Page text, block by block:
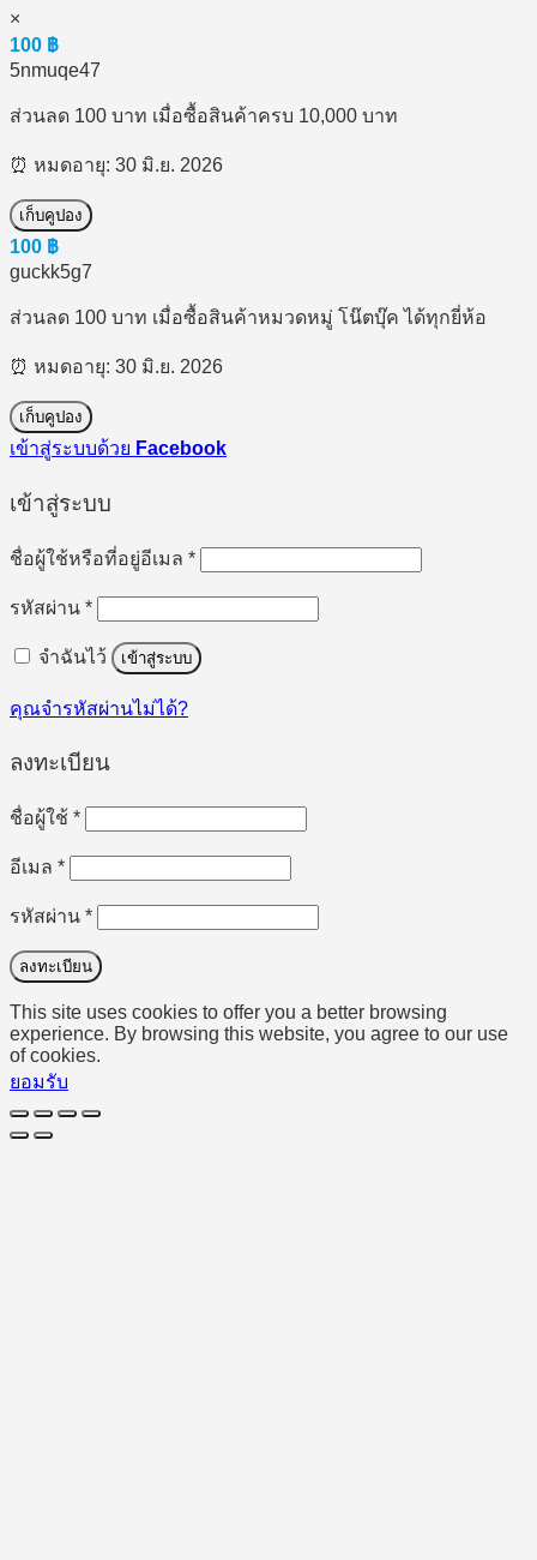
×
100 ฿
5nmuqe47
ส่วนลด 100 บาท เมื่อซื้อสินค้าครบ 10,000 บาท
⏰ หมดอายุ: 30 มิ.ย. 2026
เก็บคูปอง
100 ฿
guckk5g7
ส่วนลด 100 บาท เมื่อซื้อสินค้าหมวดหมู่ โน๊ตบุ๊ค ได้ทุกยี่ห้อ
⏰ หมดอายุ: 30 มิ.ย. 2026
เก็บคูปอง
เข้าสู่ระบบด้วย Facebook
เข้าสู่ระบบ
ชื่อผู้ใช้หรือที่อยู่อีเมล *ต้องการ
รหัสผ่าน *ต้องการ
จำฉันไว้ เข้าสู่ระบบ
คุณจำรหัสผ่านไม่ได้?
ลงทะเบียน
ชื่อผู้ใช้ *ต้องการ
อีเมล *ต้องการ
รหัสผ่าน *ต้องการ
ลงทะเบียน
This site uses cookies to offer you a better browsing
experience. By browsing this website, you agree to our use
of cookies.
ยอมรับ